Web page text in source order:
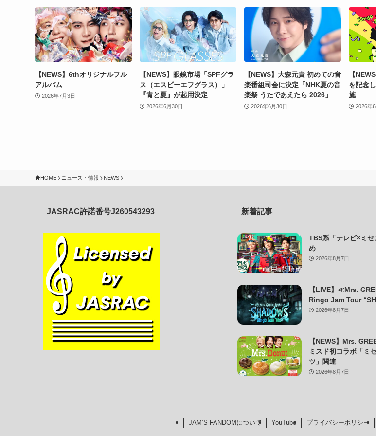
【NEWS】6thオリジナルフル
アルバム
2026年7月3日
【NEWS】眼鏡市場「SPFグラ
ス（エスピーエフグラス）」
『青と夏』が起用決定
2026年6月30日
【NEWS】大森元貴 初めての音
楽番組司会に決定「NHK夏の音
楽祭 うたであえたら 2026」
2026年6月30日
【
を記念
施
2026年
HOME ニュース・情報 NEWS
JASRAC許諾番号J260543293 新着記事
TBS系「テレビ×ミセ
め
2026年8月7日
【LIVE】≪Mrs.
Ringo Jam Tour
2026年8月7日
【NEWS】Mrs.
ミスド初コラボ「ミ
ツ」関連
2026年8月7日
JAM’S FANDOMについて YouTube プライバシーポリシー